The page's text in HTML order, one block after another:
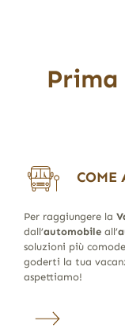
COME
Per raggiungere la
dall’automobileall’
soluzioni più
goderti la tua
aspettiamo!